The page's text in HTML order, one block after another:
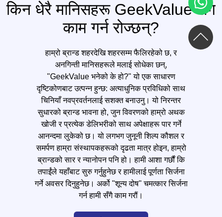
किन धेरै मानिसहरू GeekValue सँग
काम गर्न रोज्छन्?
हाम्रो ब्रान्ड शहरदेखि शहरसम्म फैलिरहेको छ, र
अनगिन्ती मानिसहरूले मलाई सोधेका छन्,
"GeekValue भनेको के हो?" यो एक साधारण
दृष्टिकोणबाट उत्पन्न हुन्छ: अत्याधुनिक प्रविधिको साथ
चिनियाँ नवप्रवर्तनलाई सशक्त बनाउनु। यो निरन्तर
सुधारको ब्रान्ड भावना हो, जुन विवरणको हाम्रो अथक
खोजी र प्रत्येक डेलिभरीको साथ अपेक्षाहरू पार गर्ने
आनन्दमा लुकेको छ। यो लगभग जुनूनी शिल्प कौशल र
समर्पण हाम्रा संस्थापकहरूको दृढता मात्र होइन, हाम्रो
ब्रान्डको सार र न्यानोपन पनि हो। हामी आशा गर्छौं कि
तपाईंले यहाँबाट सुरु गर्नुहुनेछ र हामीलाई पूर्णता सिर्जना
गर्ने अवसर दिनुहुनेछ। अर्को "शून्य दोष" चमत्कार सिर्जना
गर्न हामी सँगै काम गरौं।